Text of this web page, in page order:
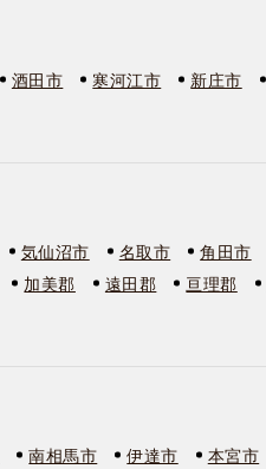
酒田市 寒河江市 新庄市
気仙沼市 名取市 角田市
加美郡 遠田郡 亘理郡
南相馬市 伊達市 本宮市